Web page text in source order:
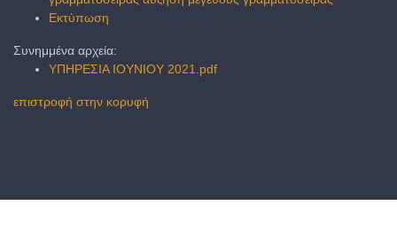
Εκτύπωση
Συνημμένα αρχεία:
ΥΠΗΡΕΣΙΑ ΙΟΥΝΙΟΥ 2021.pdf
επιστροφή στην κορυφή